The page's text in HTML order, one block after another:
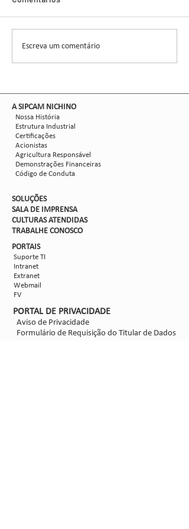
Nova safra de milho:
como mitigar as perdas
Escreva um comentário
​A SIPCAM NICHINO
Nossa História
Estrutura Industrial
Certificações
Acionistas
Agricultura Responsável
Demonstrações Financeiras
Código de Conduta
SOLUÇÕES
SALA DE IMPRENSA
CULTURAS ATENDIDAS
TRABALHE CONOSCO
PORTAIS
Suporte TI
Intranet
Extranet
Webmail
FV
PORTAL DE PRIVACIDADE
Aviso de Privacidade
Formulário de Requisição do Titular de Dados